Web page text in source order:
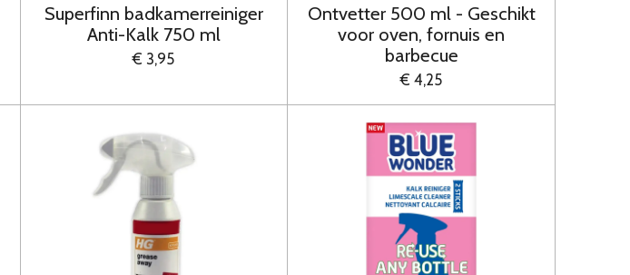
Superfinn badkamerreiniger
Anti-Kalk 750 ml
€ 3,95
Ontvetter 500 ml - Geschikt
voor oven, fornuis en
barbecue
€ 4,25